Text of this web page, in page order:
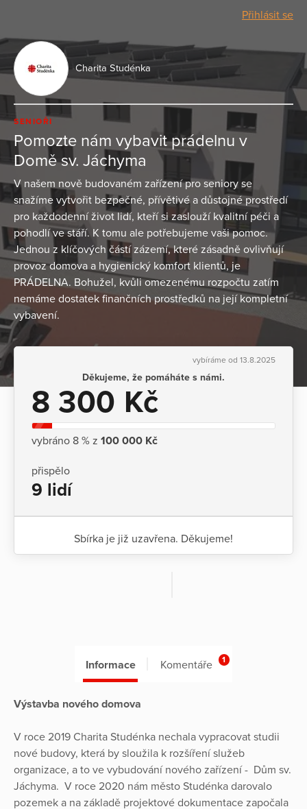
Přihlásit se
Charita Studénka
SENIOŘI
Pomozte nám vybavit prádelnu v
Domě sv. Jáchyma
V našem nově budovaném zařízení pro seniory se
snažíme vytvořit bezpečné, přívětivé a důstojné prostředí
pro každodenní život lidí, kteří si zaslouží kvalitní péči a
pohodlí ve stáří. K tomu ale potřebujeme vaši pomoc.
Jednou z klíčových částí zázemí, které zásadně ovlivňují
provoz domova a hygienický komfort klientů, je
PRÁDELNA. Bohužel, kvůli omezenému rozpočtu zatím
nemáme dostatek finančních prostředků na její kompletní
vybavení.
vybíráme od 13.8.2025
Děkujeme, že pomáháte s námi.
8 300 Kč
vybráno 8 % z 100 000 Kč
přispělo
9 lidí
Sbírka je již uzavřena. Děkujeme!
Informace Komentáře 1
Výstavba nového domova
V roce 2019 Charita Studénka nechala vypracovat studii
nové budovy, která by sloužila k rozšíření služeb
organizace, a to ve vybudování nového zařízení - Dům sv.
Jáchyma. V roce 2020 nám město Studénka darovalo
pozemek a na základě projektové dokumentace započala